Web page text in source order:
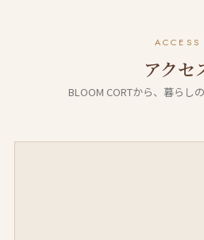
ACCESS
アクセ
BLOOM CORTから、暮らし